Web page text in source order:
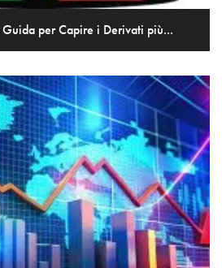
per Capire i Derivati più...